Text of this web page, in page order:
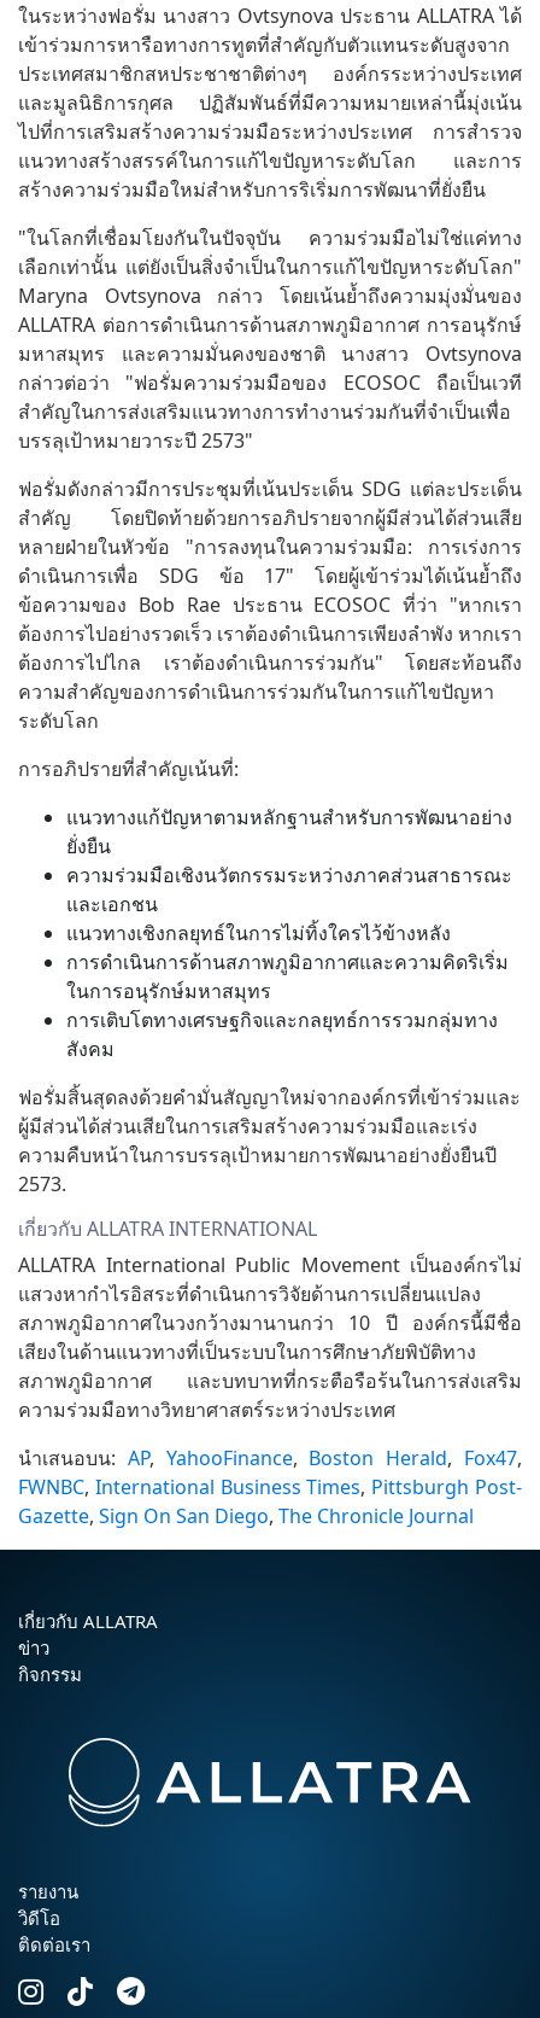
ในระหว่างฟอรั่ม นางสาว Ovtsynova ประธาน ALLATRA ได้
เข้าร่วมการหารือทางการทูตที่สำคัญกับตัวแทนระดับสูงจาก
ประเทศสมาชิกสหประชาชาติต่างๆ องค์กรระหว่างประเทศ
และมูลนิธิการกุศล ปฏิสัมพันธ์ที่มีความหมายเหล่านี้มุ่งเน้น
ไปที่การเสริมสร้างความร่วมมือระหว่างประเทศ การสำรวจ
แนวทางสร้างสรรค์ในการแก้ไขปัญหาระดับโลก และการ
สร้างความร่วมมือใหม่สำหรับการริเริ่มการพัฒนาที่ยั่งยืน
"ในโลกที่เชื่อมโยงกันในปัจจุบัน ความร่วมมือไม่ใช่แค่ทาง
เลือกเท่านั้น แต่ยังเป็นสิ่งจำเป็นในการแก้ไขปัญหาระดับโลก"
Maryna Ovtsynova กล่าว โดยเน้นย้ำถึงความมุ่งมั่นของ
ALLATRA ต่อการดำเนินการด้านสภาพภูมิอากาศ การอนุรักษ์
มหาสมุทร และความมั่นคงของชาติ นางสาว Ovtsynova
กล่าวต่อว่า "ฟอรั่มความร่วมมือของ ECOSOC ถือเป็นเวที
สำคัญในการส่งเสริมแนวทางการทำงานร่วมกันที่จำเป็นเพื่อ
บรรลุเป้าหมายวาระปี 2573"
ฟอรั่มดังกล่าวมีการประชุมที่เน้นประเด็น SDG แต่ละประเด็น
สำคัญ โดยปิดท้ายด้วยการอภิปรายจากผู้มีส่วนได้ส่วนเสีย
หลายฝ่ายในหัวข้อ "การลงทุนในความร่วมมือ: การเร่งการ
ดำเนินการเพื่อ SDG ข้อ 17" โดยผู้เข้าร่วมได้เน้นย้ำถึง
ข้อความของ Bob Rae ประธาน ECOSOC ที่ว่า "หากเรา
ต้องการไปอย่างรวดเร็ว เราต้องดำเนินการเพียงลำพัง หากเรา
ต้องการไปไกล เราต้องดำเนินการร่วมกัน" โดยสะท้อนถึง
ความสำคัญของการดำเนินการร่วมกันในการแก้ไขปัญหา
ระดับโลก
การอภิปรายที่สำคัญเน้นที่:
แนวทางแก้ปัญหาตามหลักฐานสำหรับการพัฒนาอย่าง
ยั่งยืน
ความร่วมมือเชิงนวัตกรรมระหว่างภาคส่วนสาธารณะ
และเอกชน
แนวทางเชิงกลยุทธ์ในการไม่ทิ้งใครไว้ข้างหลัง
การดำเนินการด้านสภาพภูมิอากาศและความคิดริเริ่ม
ในการอนุรักษ์มหาสมุทร
การเติบโตทางเศรษฐกิจและกลยุทธ์การรวมกลุ่มทาง
สังคม
ฟอรั่มสิ้นสุดลงด้วยคำมั่นสัญญาใหม่จากองค์กรที่เข้าร่วมและ
ผู้มีส่วนได้ส่วนเสียในการเสริมสร้างความร่วมมือและเร่ง
ความคืบหน้าในการบรรลุเป้าหมายการพัฒนาอย่างยั่งยืนปี
2573.
เกี่ยวกับ ALLATRA INTERNATIONAL
ALLATRA International Public Movement เป็นองค์กรไม่
แสวงหากำไรอิสระที่ดำเนินการวิจัยด้านการเปลี่ยนแปลง
สภาพภูมิอากาศในวงกว้างมานานกว่า 10 ปี องค์กรนี้มีชื่อ
เสียงในด้านแนวทางที่เป็นระบบในการศึกษาภัยพิบัติทาง
สภาพภูมิอากาศ และบทบาทที่กระตือรือร้นในการส่งเสริม
ความร่วมมือทางวิทยาศาสตร์ระหว่างประเทศ
นำเสนอบน: AP, YahooFinance, Boston Herald, Fox47,
FWNBC, International Business Times, Pittsburgh Post-
Gazette, Sign On San Diego, The Chronicle Journal
เกี่ยวกับ ALLATRA
ข่าว
กิจกรรม
รายงาน
วิดีโอ
ติดต่อเรา